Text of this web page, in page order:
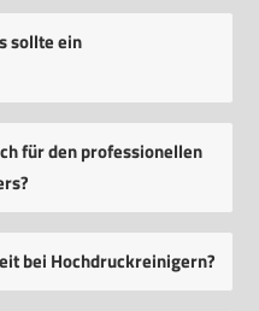
sollte ein
für den professionellen
bei Hochdruckreinigern?